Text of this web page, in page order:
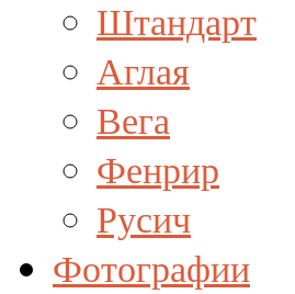
Штандарт
Аглая
Вега
Фенрир
Русич
Фотографии